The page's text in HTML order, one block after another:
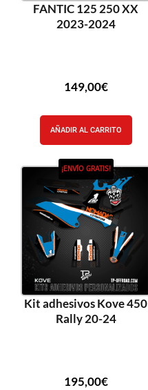
FANTIC 125 250 XX
2023-2024
149,00€
AÑADIR AL CARRITO
¡ENVÍO GRATIS!
Kit adhesivos Kove 450
Rally 20-24
195,00€